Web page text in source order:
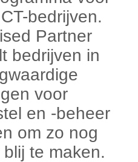
bedrijven.
Partner
bedrijven in
voor
en -beheer
om zo nog
te maken.